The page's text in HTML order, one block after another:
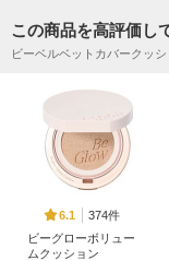
この商品を高評価し
ビーベルベットカバークッシ
6.1
374件
ビーグローボリュー
ムクッション